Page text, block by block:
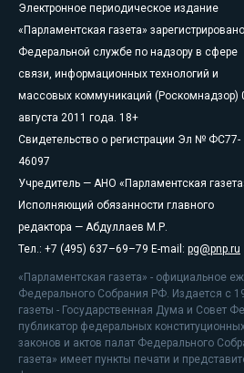
Электронное периодическое издание
«Парламентская газета»
Федеральной службе по надзору в сфере
связи, информационных технологий и
массовых коммуникаций (Роскомнадзор)
августа 2011 года. 18+
Свидетельство о регистрации Эл № ФС77-
46097
Учредитель — АНО «Парламентская
Исполняющий обязанности главного
редактора — Абдуллаев М.Р.
Тел.: +7 (495) 637–69–79 E-mail: pg@pnp.ru
«Парламентская газета» - официальное
Федерального Собрания РФ. Издается с
газеты - Государственная Дума и Совет
публикатор федеральных
законов и актов палат Федерального
газета» имеет пункты печати и